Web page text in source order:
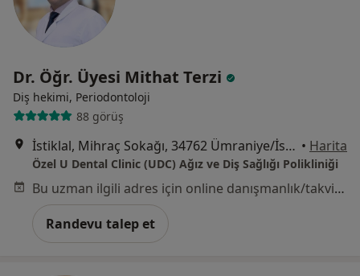
Dr. Öğr. Üyesi Mithat Terzi
Diş hekimi, Periodontoloji
88 görüş
İstiklal, Mihraç Sokağı, 34762 Ümraniye/İstanbul, İstanbul • Harita
Özel U Dental Clinic (UDC) Ağız ve Diş Sağlığı Polikliniği
Bu uzman ilgili adres için online danışmanlık/takvim sunmuyor.
Randevu talep et